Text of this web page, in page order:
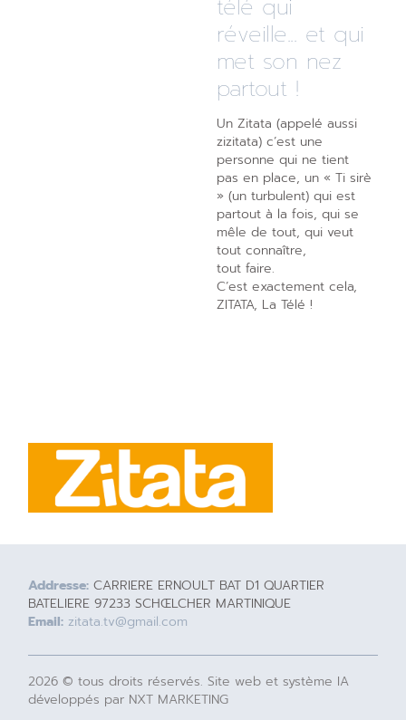
télé qui
réveille... et qui
met son nez
partout !
Un Zitata (appelé aussi
zizitata) c’est une
personne qui ne tient
pas en place, un « Ti sirè
» (un turbulent) qui est
partout à la fois, qui se
mêle de tout, qui veut
tout connaître,
tout faire.
C’est exactement cela,
ZITATA, La Télé !
Addresse: CARRIERE ERNOULT BAT D1 QUARTIER
BATELIERE 97233 SCHŒLCHER MARTINIQUE
Email: zitata.tv@gmail.com
2026 © tous droits réservés. Site web et système IA
développés par NXT MARKETING